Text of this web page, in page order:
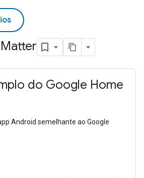
do Google Home
Android semelhante ao Google